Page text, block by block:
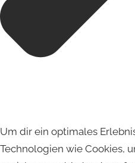
Um dir ein optimales
Technologien wie Cookies,